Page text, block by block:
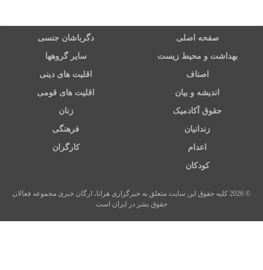
صفحه اصلی دگرباشان جنسی
بهداشت و محیط زیست سایر گروهها
اصناف اقلیت های دینی
اندیشه و بیان اقلیت های قومی
حقوق آکادمیک زنان
زندانیان فرهنگی
اعدام کارگران
کودکان
© 2026 کلیه حقوق این سایت متعلق به خبرگزاری هرانا، ارگان خبری مجموعه فعالان
حقوق بشر در ایران است